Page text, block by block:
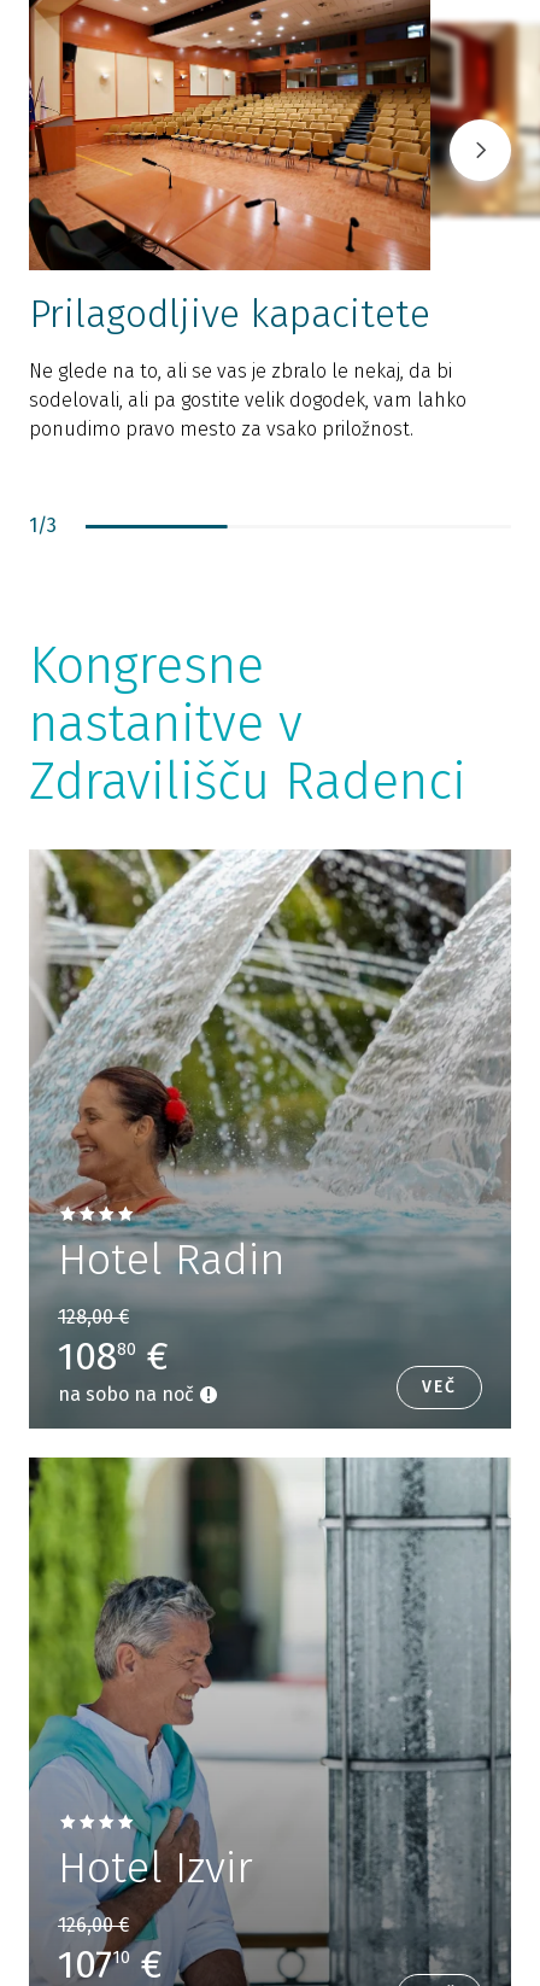
Prilagodljive kapacitete
Ne glede na to, ali se vas je zbralo le nekaj, da bi
sodelovali, ali pa gostite velik dogodek, vam lahko
ponudimo pravo mesto za vsako priložnost.
1 /3
Kongresne
nastanitve v
Zdravilišču Radenci
Hotel Radin
128,00 €
10880 €
na sobo na noč VEČ
Hotel Izvir
126,00 €
10710€